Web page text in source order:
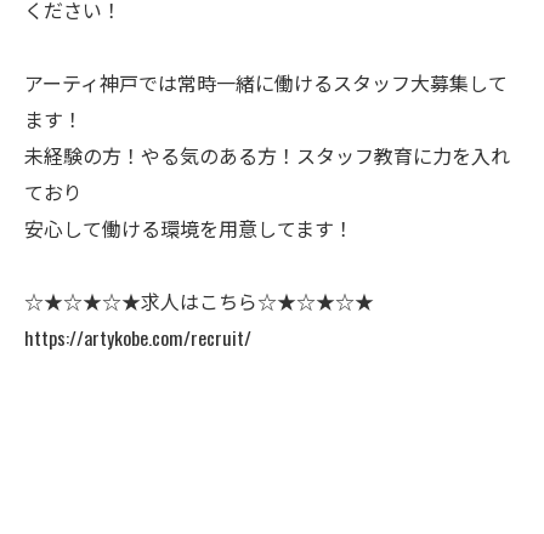
ください！
アーティ神戸では常時一緒に働けるスタッフ大募集して
ます！
未経験の方！やる気のある方！スタッフ教育に力を入れ
ており
安心して働ける環境を用意してます！
☆★☆★☆★求人はこちら☆★☆★☆★
https://artykobe.com/recruit/